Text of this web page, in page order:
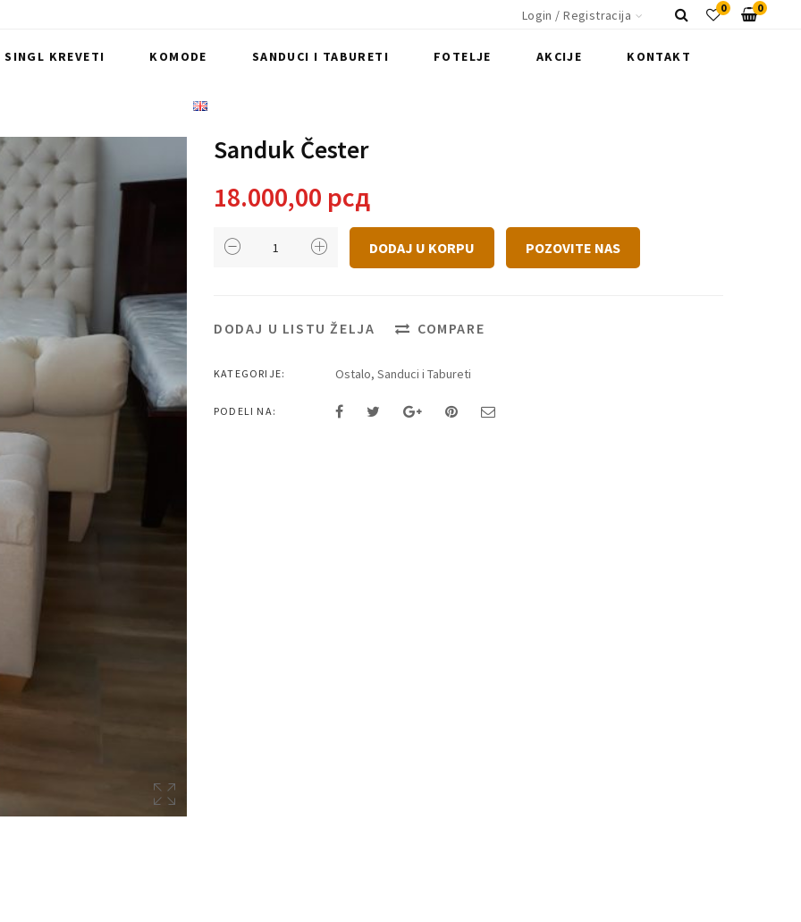
Login / Registracija 0 0
SINGL KREVETI KOMODE SANDUCI I TABURETI FOTELJE AKCIJE KONTAKT
Sanduk Čester
18.000,00 рсд
Sanduk
DODAJ U KORPU POZOVITE NAS
DODAJ U LISTU ŽELJA COMPARE
KATEGORIJE: Ostalo, Sanduci i Tabureti
PODELI NA: